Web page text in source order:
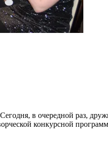
в очередной раз,
конкурсной